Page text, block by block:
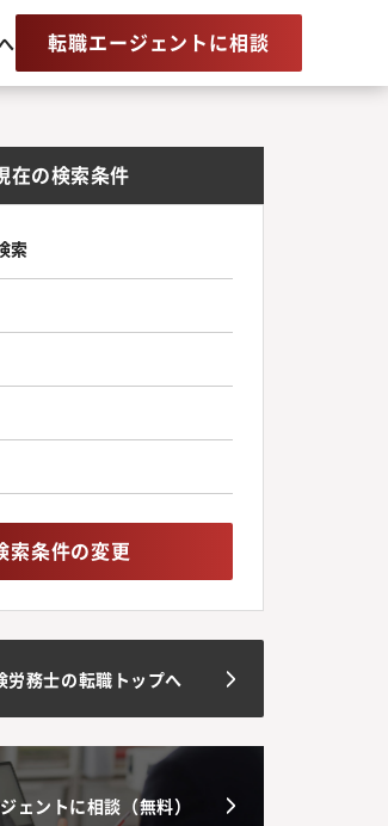
転職エージェントに相談
在の検索条件
索
索条件の変更
労務士の転職トップへ
ェントに相談（無料）